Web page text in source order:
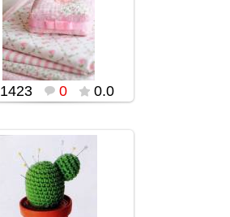
02.02.2016
popularsge
1423 0 0.0
02.02.2016
popularsge